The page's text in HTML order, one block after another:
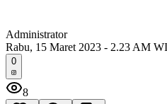
Administrator
Rabu, 15 Maret 2023 - 2.23 AM
0
8